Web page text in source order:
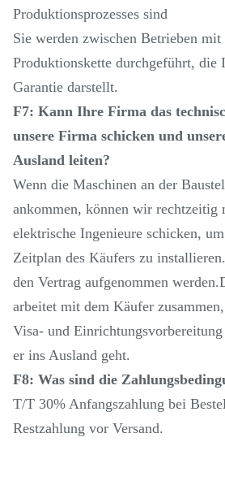
Produktionsprozesses sind
Sie werden zwischen Betrieben
Produktionskette durchgeführt, die
Garantie darstellt.
F7: Kann Ihre Firma das
unsere Firma schicken und
Ausland leiten?
Wenn die Maschinen an der
ankommen, können wir rechtzeitig
elektrische Ingenieure schicken,
Zeitplan des Käufers zu
den Vertrag aufgenommen
arbeitet mit dem Käufer
Visa- und
er ins Ausland geht.
F8: Was sind die
T/T 30% Anfangszahlung bei
Restzahlung vor Versand.